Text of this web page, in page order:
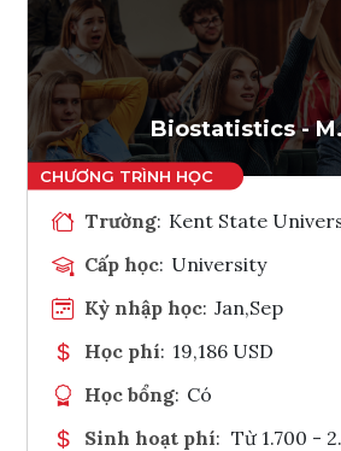
Ghi danh
Tham
Biostatistics -
Trường: Kent State
Cấp học: University
Kỳ nhập học: Jan,Sep
Học phí: 19,186 USD
Học bổng: Có
Sinh hoạt phí: Từ 1.700 -